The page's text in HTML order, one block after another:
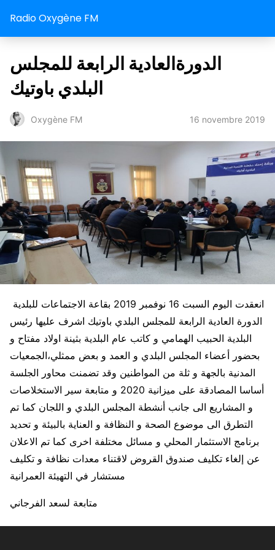
Radio Oxygène FM
الدورةالعادية الرابعة للمجلس
البلدي باوتيك
Oxygène FM 16 novembre 2019
الدورة العادية الرابعة للمجلس البلدي باوتيك اشرف عليها رئيس
البلدية الحبيب الهمامي و كاتب عام البلدية بثينة اولاد مفتاح و
بحضور أعضاء المجلس البلدي و العمد و بعض ممثلي،الجمعيات
المدنية بالجهة و ثلة من المواطنين وقد تضمنت محاور الجلسة
أساسا المصادقة على ميزانية 2020 و متابعة سير الاستخلاصات
و المشاريع الى جانب أنشطة المجلس البلدي و اللجان كما تم
التطرق الى موضوع الصحة و النظافة و العناية بالبيئة و تحديد
برنامج الاستثمار المحلي و مسائل مختلفة اخرى كما تم الاعلان
عن إلغاء تكليف صندوق القروض لاقتناء معدات نظافة و تكليف
مستشار في التهيئة العمرانية
متابعة لسعد الفرجاني